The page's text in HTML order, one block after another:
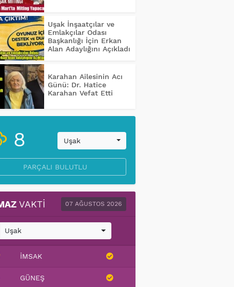
Uşak İnşaatçılar ve
Emlakçılar Odası
Başkanlığı İçin Erkan
Alan Adaylığını Açıkladı
Karahan Ailesinin Acı
Günü: Dr. Hatice
Karahan Vefat Etti
8 Uşak
PARÇALI BULUTLU
VAKTI 07 AĞUSTOS 2026
Uşak
İMSAK
GÜNEŞ